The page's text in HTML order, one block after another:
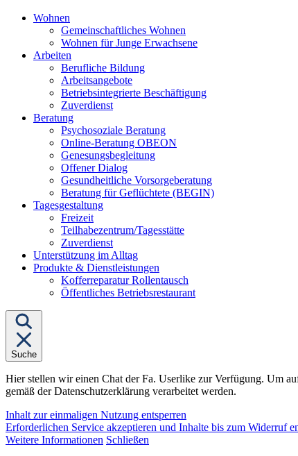
Wohnen
von
"Wohnen"
Gemeinschaftliches Wohnen
Wohnen für Junge Erwachsene
Arbeiten
von
"Arbeiten"
Berufliche Bildung
Arbeitsangebote
Betriebsintegrierte Beschäftigung
Zuverdienst
BeratungUntermenü
von
"Beratung"
Psychosoziale Beratung
Online-Beratung OBEON
Genesungsbegleitung
Offener Dialog
Gesundheitliche Vorsorgeberatung
Beratung für Geflüchtete (BEGIN)
TagesgestaltungUntermenü
"Tagesgestaltung"
Freizeit
Teilhabezentrum/Tagesstätte
Zuverdienst
Unterstützung im Alltag
Produkte & Dienstleistungen
von
"Produkte
&
Kofferreparatur Rollentausch
Öffentliches Betriebsrestaurant
Suche
Hier stellen wir einen Chat der Fa. Userlike zur Verfügung. Um
gemäß der Datenschutzerklärung verarbeitet werden.
Inhalt zur einmaligen Nutzung entsperren
Erforderlichen Service akzeptieren und Inhalte bis zum Widerruf
Weitere Informationen Schließen